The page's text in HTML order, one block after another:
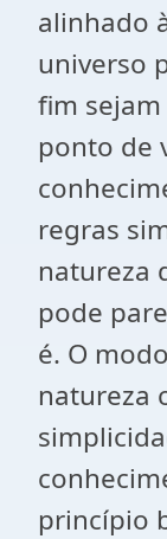
alinhado
universo
fim sejam
ponto de
regras
natureza
pode
é. O
natureza
princípio